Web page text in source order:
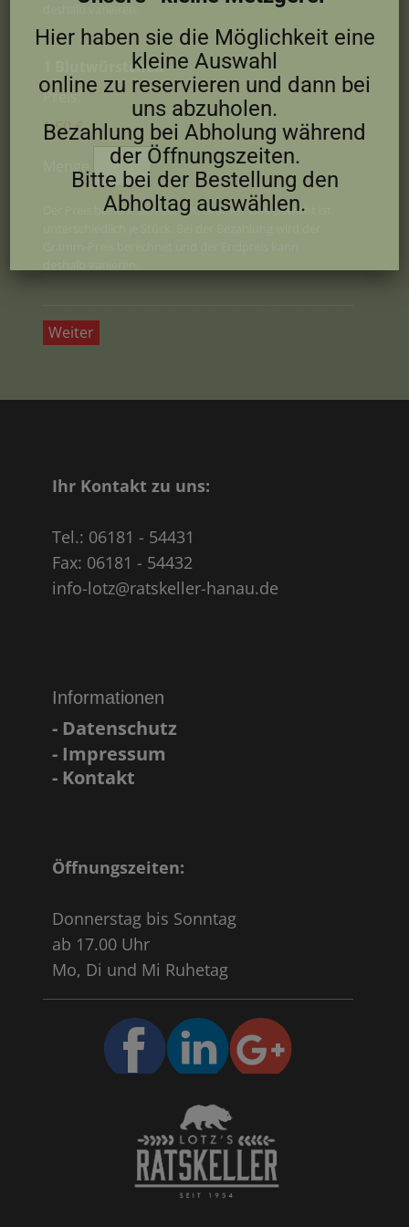
1 BlutwürstchenMenge
Preis:
1,50 €
Menge
Der Preis bezieht sich auf 100 Gramm. Das Gewicht ist
Weiter
Ihr Kontakt zu uns:
Tel.: 06181 - 54431
Fax: 06181 - 54432
info-lotz@ratskeller-hanau.de
Informationen
- Datenschutz
- Impressum
- Kontakt
Öffnungszeiten:
Donnerstag bis Sonntag
ab 17.00 Uhr
Mo, Di und Mi Ruhetag
Hier haben sie die Möglichkeit eine
kleine Auswahl
online zu reservieren und dann bei
uns abzuholen.
Bezahlung bei Abholung während
der Öffnungszeiten.
Bitte bei der Bestellung den
Abholtag auswählen.